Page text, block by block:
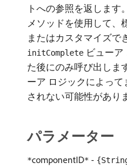
トへの参照を返します
メソッドを使用して、
またはカスタマイズで
initComplete ビュー
た後にのみ呼び出しま
ーア ロジックによっ
されない可能性があり
パラメーター
*componentID* -